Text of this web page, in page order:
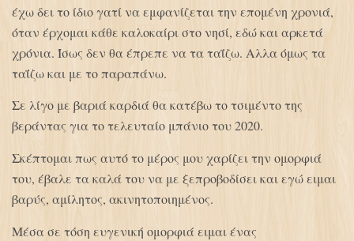
έχω δει το ίδιο γατί να εμφανίζεται την επομένη χρονιά,
όταν έρχομαι κάθε καλοκαίρι στο νησί, εδώ και αρκετά
χρόνια. Ίσως δεν θα έπρεπε να τα ταΐζω. Αλλα όμως τα
ταΐζω και με το παραπάνω.
Σε λίγο με βαριά καρδιά θα κατέβω το τσιμέντο της
βεράντας για το τελευταίο μπάνιο του 2020.
Σκέπτομαι πως αυτό το μέρος μου χαρίζει την ομορφιά
του, έβαλε τα καλά του να με ξεπροβοδίσει και εγώ ειμαι
βαρύς, αμίλητος, ακινητοποιημένος.
Μέσα σε τόση ευγενική ομορφιά ειμαι ένας